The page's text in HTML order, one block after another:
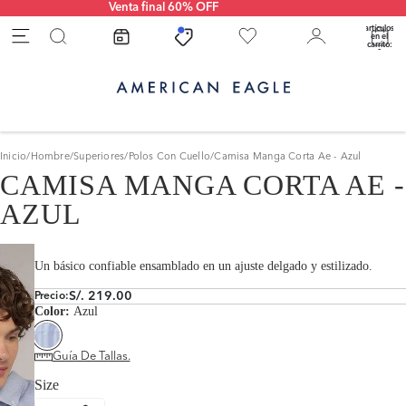
Venta final 60% OFF
artículos
en el
carrito:
0
Inicio/ Hombre/Superiores/ Polos Con Cuello/Camisa Manga Corta Ae - Azul
CAMISA MANGA CORTA AE -
AZUL
Un básico confiable ensamblado en un ajuste delgado y estilizado.
Precio:S/. 219.00
Color: Azul
Guía De Tallas.
Size